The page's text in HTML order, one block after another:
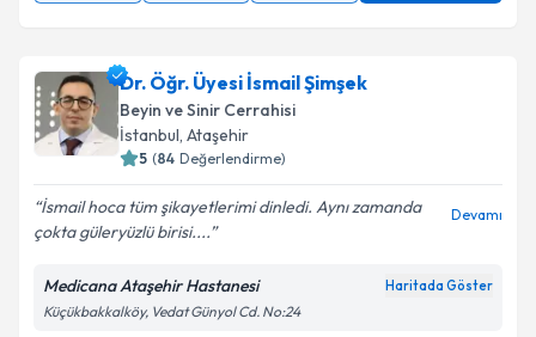
Dr. Öğr. Üyesi İsmail Şimşek
Beyin ve Sinir Cerrahisi
İstanbul, Ataşehir
5 (84 Değerlendirme)
İsmail hoca tüm şikayetlerimi dinledi. Aynı zamanda
çokta güleryüzlü birisi....
Devamı
Medicana Ataşehir Hastanesi Haritada Göster
Küçükbakkalköy, Vedat Günyol Cd. No:24